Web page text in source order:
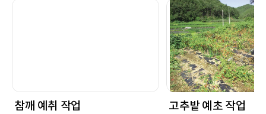
참깨 예취 작업 고추밭 예초 작업